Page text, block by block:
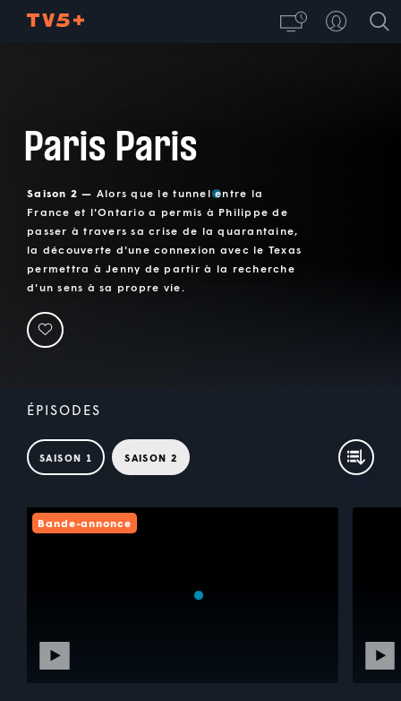
Paris Paris
Saison 2 — Alors que le tunnel entre la
France et l'Ontario a permis à Philippe de
passer à travers sa crise de la quarantaine,
la découverte d'une connexion avec le Texas
permettra à Jenny de partir à la recherche
d'un sens à sa propre vie.
ÉPISODES
SAISON 1 SAISON 2
Bande-annonce